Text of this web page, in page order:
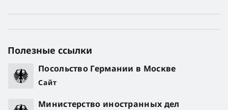
Полезные ссылки
Посольство Германии в Москве
Сайт
Министерство иностранных дел